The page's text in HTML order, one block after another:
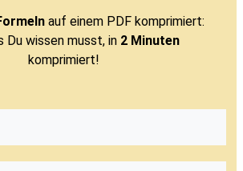
auf einem PDF komprimiert:
Du wissen musst, in 2 Minuten
komprimiert!